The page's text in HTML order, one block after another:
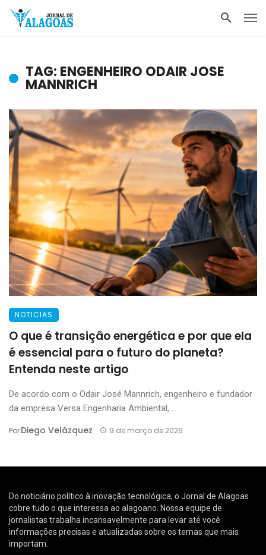
TAG: ENGENHEIRO ODAIR JOSE
MANNRICH
NOTICIAS
O que é transição energética e por que ela
é essencial para o futuro do planeta?
Entenda neste artigo
De acordo com o Odair José Mannrich, engenheiro e fundador
da empresa Versa Engenharia Ambiental, ...
PorDiego Velázquez 9 de março de 2026
Do noticiário político à inovação tecnológica, o Jornal de Alagoas
cobre tudo o que interessa ao alagoano. Nossa equipe de
jornalistas trabalha incansavelmente para levar até você
informações precisas e atualizadas sobre os temas que mais
importam.